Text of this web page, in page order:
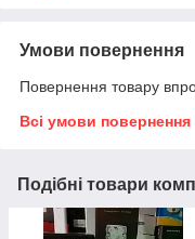
Умови повернення
Повернення товару
Всі умови повернення
Подібні товари